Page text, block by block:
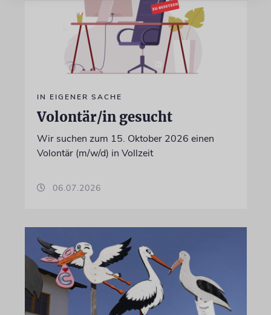
IN EIGENER SACHE
Volontär/in gesucht
Wir suchen zum 15. Oktober 2026 einen
Volontär (m/w/d) in Vollzeit
06.07.2026